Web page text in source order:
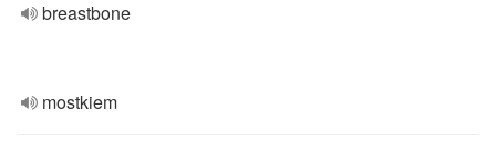
breastbone
mostkiem